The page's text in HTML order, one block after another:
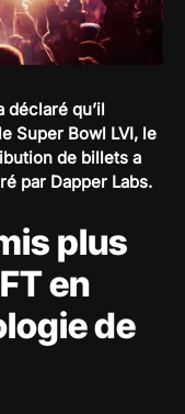
déclaré qu’il
Super Bowl LVI, le
de billets a
par Dapper Labs.
plus
en
de